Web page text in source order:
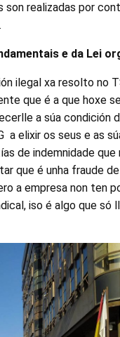
son realizadas por
e da Lei
ilegal xa resolto no
que é a que hoxe
a súa condición
a elixir os seus e as
de indemnidade
que é unha fraude
a empresa non ten
iso é algo que só